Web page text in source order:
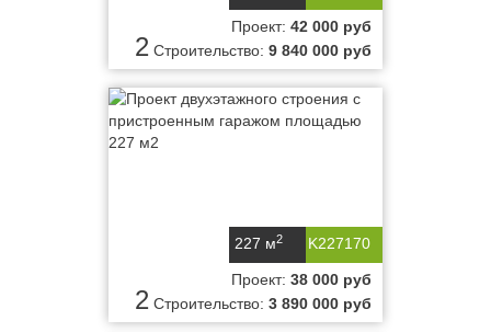
2
Проект: 42 000 руб
Строительство: 9 840 000 руб
K227170
227 м2
2
Проект: 38 000 руб
Строительство: 3 890 000 руб